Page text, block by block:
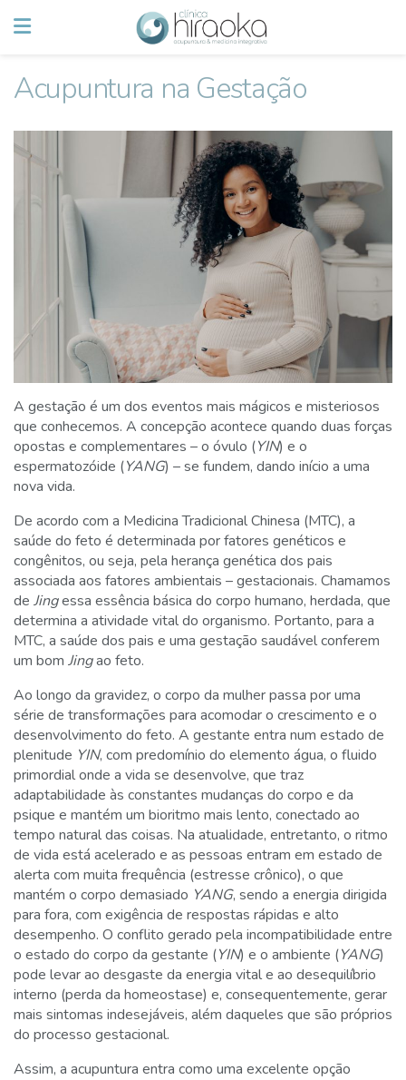
Acupuntura na Gestação
A gestação é um dos eventos mais mágicos e misteriosos
que conhecemos. A concepção acontece quando duas forças
opostas e complementares – o óvulo (YIN) e o
espermatozóide (YANG) – se fundem, dando início a uma
nova vida.
De acordo com a Medicina Tradicional Chinesa (MTC), a
saúde do feto é determinada por fatores genéticos e
congênitos, ou seja, pela herança genética dos pais
associada aos fatores ambientais – gestacionais. Chamamos
de Jingessa essência básica do corpo humano, herdada, que
determina a atividade vital do organismo. Portanto, para a
MTC, a saúde dos pais e uma gestação saudável conferem
um bom Jingao feto.
Ao longo da gravidez, o corpo da mulher passa por uma
série de transformações para acomodar o crescimento e o
desenvolvimento do feto. A gestante entra num estado de
plenitude YIN, com predomínio do elemento água, o fluido
primordial onde a vida se desenvolve, que traz
adaptabilidade às constantes mudanças do corpo e da
psique e mantém um bioritmo mais lento, conectado ao
tempo natural das coisas. Na atualidade, entretanto, o ritmo
de vida está acelerado e as pessoas entram em estado de
alerta com muita frequência (estresse crônico), o que
mantém o corpo demasiado YANG, sendo a energia dirigida
para fora, com exigência de respostas rápidas e alto
desempenho. O conflito gerado pela incompatibilidade entre
o estado do corpo da gestante (YIN) e o ambiente (YANG)
pode levar ao desgaste da energia vital e ao desequilíbrio
interno (perda da homeostase) e, consequentemente, gerar
mais sintomas indesejáveis, além daqueles que são próprios
do processo gestacional.
Assim, a acupuntura entra como uma excelente opção